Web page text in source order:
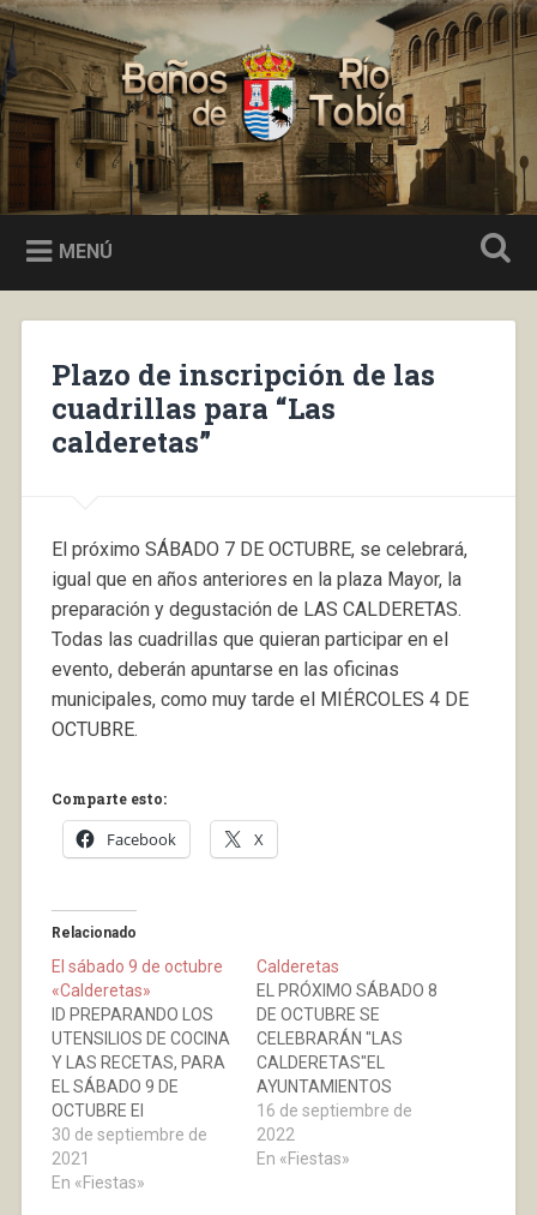
Saltar
al
contenido
Buscar
Baños de Río Tobía
MENÚ
Plazo de inscripción de las
cuadrillas para “Las
calderetas”
El próximo SÁBADO 7 DE OCTUBRE, se celebrará,
igual que en años anteriores en la plaza Mayor, la
preparación y degustación de LAS CALDERETAS.
Todas las cuadrillas que quieran participar en el
evento, deberán apuntarse en las oficinas
municipales, como muy tarde el MIÉRCOLES 4 DE
OCTUBRE.
Comparte esto:
Facebook X
Relacionado
El sábado 9 de octubre
«Calderetas»
ID PREPARANDO LOS
UTENSILIOS DE COCINA
Y LAS RECETAS, PARA
EL SÁBADO 9 DE
OCTUBRE El
Ayuntamiento
entregará la carne y las
patatas.Necesario
30 de septiembre de
2021
En «Fiestas»
Calderetas
EL PRÓXIMO SÁBADO 8
DE OCTUBRE SE
CELEBRARÁN "LAS
CALDERETAS"EL
AYUNTAMIENTOS
PROPORCIONARÁ LA
CARNE Y LAS
PATATAS. APUNTARSE
16 de septiembre de
2022
En «Fiestas»